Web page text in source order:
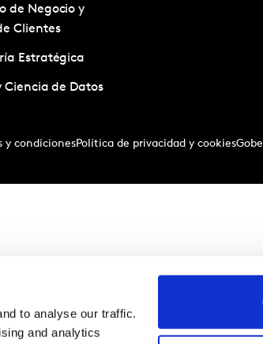
to analyse our traffic.
and analytics
de Negocio y
Clientes
Estratégica
Ciencia de Datos
y condicionesPolítica de privacidad y cookies